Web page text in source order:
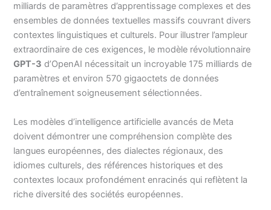
milliards de paramètres d’apprentissage complexes et des
ensembles de données textuelles massifs couvrant divers
contextes linguistiques et culturels. Pour illustrer l’ampleur
extraordinaire de ces exigences, le modèle révolutionnaire
GPT-3 d’OpenAI nécessitait un incroyable 175 milliards de
paramètres et environ 570 gigaoctets de données
d’entraînement soigneusement sélectionnées.
Les modèles d’intelligence artificielle avancés de Meta
doivent démontrer une compréhension complète des
langues européennes, des dialectes régionaux, des
idiomes culturels, des références historiques et des
contextes locaux profondément enracinés qui reflètent la
riche diversité des sociétés européennes.